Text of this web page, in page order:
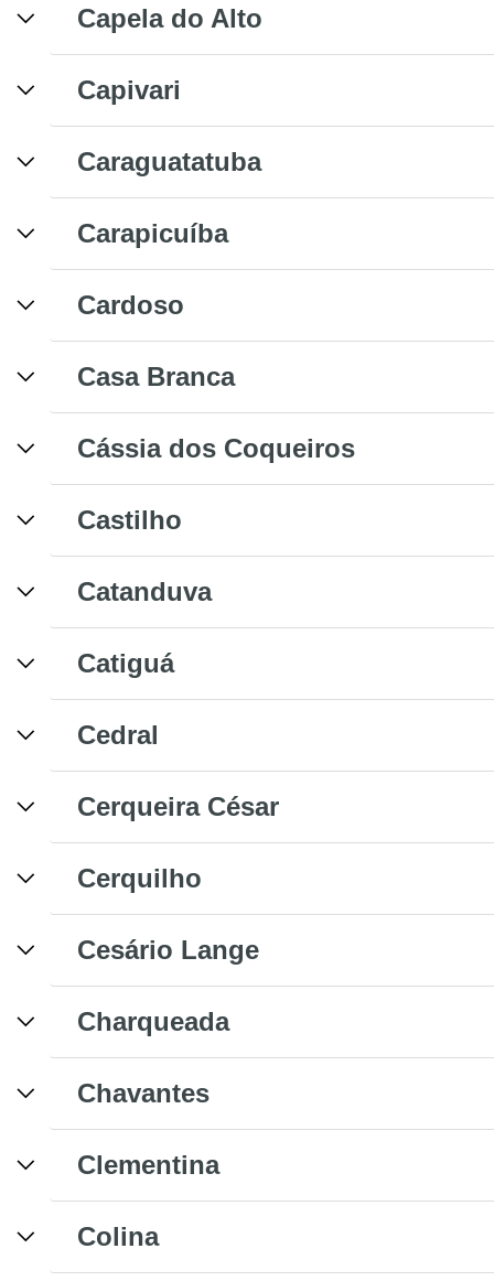
Capela do Alto
Capivari
Caraguatatuba
Carapicuíba
Cardoso
Casa Branca
Cássia dos Coqueiros
Castilho
Catanduva
Catiguá
Cedral
Cerqueira César
Cerquilho
Cesário Lange
Charqueada
Chavantes
Clementina
Colina